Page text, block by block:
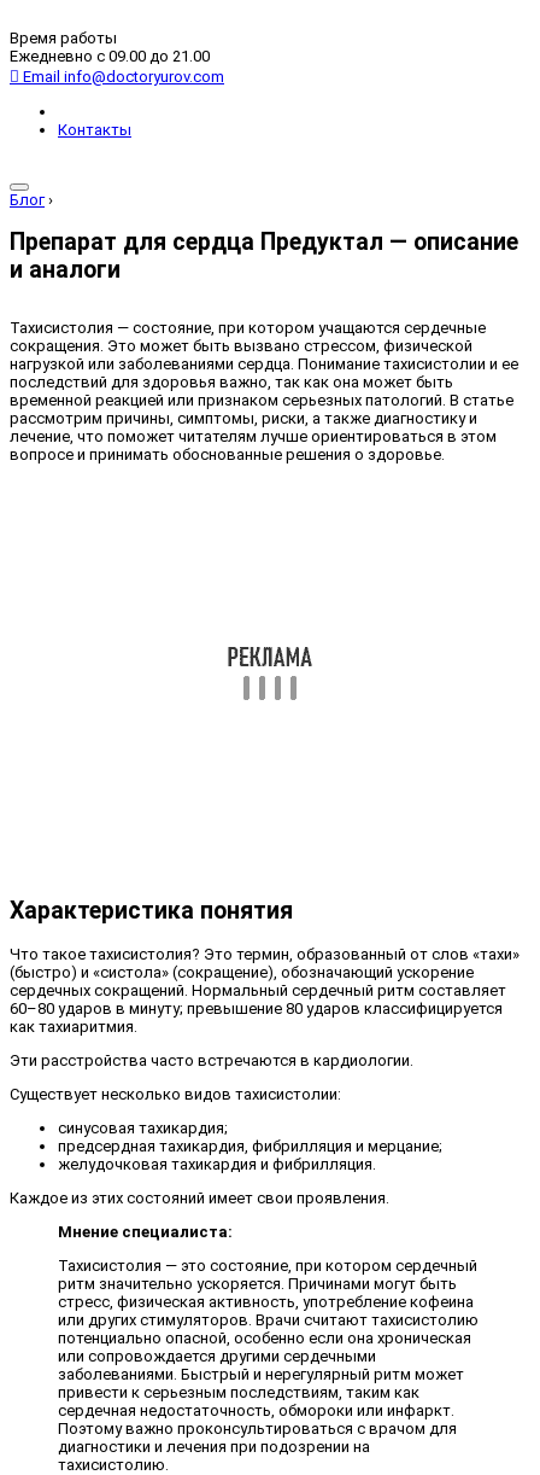
Время работы
Ежедневно с 09.00 до 21.00
Email info@doctoryurov.com
Контакты
Блог ›
Препарат для сердца Предуктал — описание
и аналоги
Тахисистолия — состояние, при котором учащаются сердечные
сокращения. Это может быть вызвано стрессом, физической
нагрузкой или заболеваниями сердца. Понимание тахисистолии и ее
последствий для здоровья важно, так как она может быть
временной реакцией или признаком серьезных патологий. В статье
рассмотрим причины, симптомы, риски, а также диагностику и
лечение, что поможет читателям лучше ориентироваться в этом
вопросе и принимать обоснованные решения о здоровье.
Характеристика понятия
Что такое тахисистолия? Это термин, образованный от слов «тахи»
(быстро) и «систола» (сокращение), обозначающий ускорение
сердечных сокращений. Нормальный сердечный ритм составляет
60–80 ударов в минуту; превышение 80 ударов классифицируется
как тахиаритмия.
Эти расстройства часто встречаются в кардиологии.
Существует несколько видов тахисистолии:
синусовая тахикардия;
предсердная тахикардия, фибрилляция и мерцание;
желудочковая тахикардия и фибрилляция.
Каждое из этих состояний имеет свои проявления.
Мнение специалиста:
Тахисистолия — это состояние, при котором сердечный
ритм значительно ускоряется. Причинами могут быть
стресс, физическая активность, употребление кофеина
или других стимуляторов. Врачи считают тахисистолию
потенциально опасной, особенно если она хроническая
или сопровождается другими сердечными
заболеваниями. Быстрый и нерегулярный ритм может
привести к серьезным последствиям, таким как
сердечная недостаточность, обмороки или инфаркт.
Поэтому важно проконсультироваться с врачом для
диагностики и лечения при подозрении на
тахисистолию.